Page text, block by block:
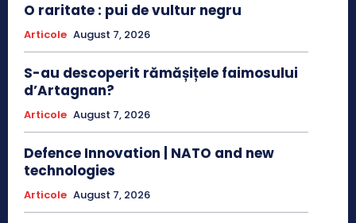
O raritate : pui de vultur negru
Articole August 7, 2026
S-au descoperit rămășițele faimosului
d’Artagnan?
Articole August 7, 2026
Defence Innovation | NATO and new
technologies
Articole August 7, 2026